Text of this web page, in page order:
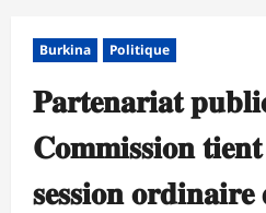
Burkina Politique
𝐏𝐚𝐫𝐭𝐞𝐧𝐚𝐫𝐢𝐚𝐭
𝐂𝐨𝐦𝐦𝐢𝐬𝐬𝐢𝐨𝐧
𝐬𝐞𝐬𝐬𝐢𝐨𝐧